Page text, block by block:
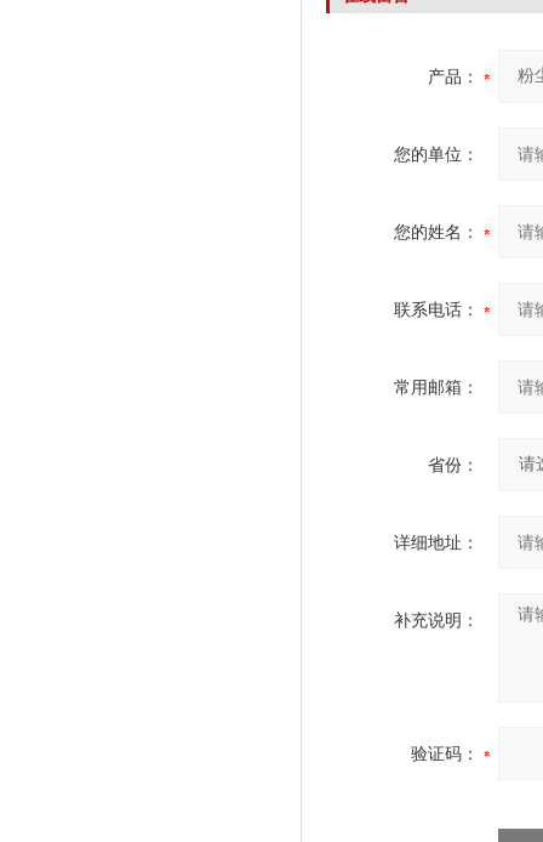
产品：
您的单位：
您的姓名：
联系电话：
常用邮箱：
省份：
详细地址：
补充说明：
验证码：